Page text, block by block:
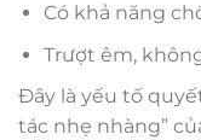
Có khả năng
Trượt êm,
Đây là yếu tố
tác nhẹ nhàng”